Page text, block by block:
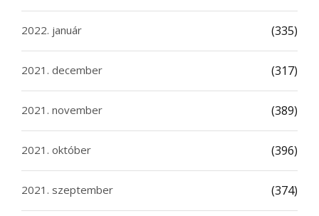
2022. január (335)
2021. december (317)
2021. november (389)
2021. október (396)
2021. szeptember (374)